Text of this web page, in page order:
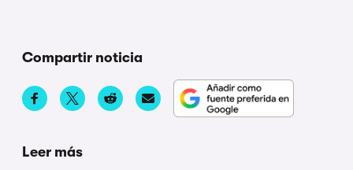
Compartir noticia
Leer más